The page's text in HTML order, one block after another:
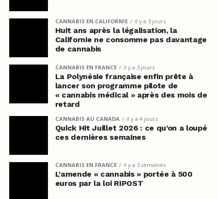
CANNABIS EN CALIFORNIE il y a 3 jours
Huit ans après la légalisation, la
Californie ne consomme pas davantage
de cannabis
CANNABIS EN FRANCE il y a 3 jours
La Polynésie française enfin prête à
lancer son programme pilote de
« cannabis médical » après des mois de
retard
CANNABIS AU CANADA il y a 4 jours
Quick Hit Juillet 2026 : ce qu’on a loupé
ces dernières semaines
CANNABIS EN FRANCE il y a 3 semaines
L’amende « cannabis » portée à 500
euros par la loi RIPOST